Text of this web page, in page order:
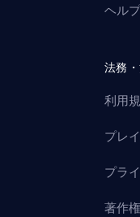
ヘル
法務
利用
プレ
プラ
著作